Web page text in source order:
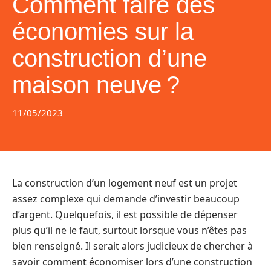
économies sur la
construction d’une
maison neuve ?
11/05/2023
La construction d’un logement neuf est un projet
assez complexe qui demande d’investir beaucoup
d’argent. Quelquefois, il est possible de dépenser
plus qu’il ne le faut, surtout lorsque vous n’êtes pas
bien renseigné. Il serait alors judicieux de chercher à
savoir comment économiser lors d’une construction